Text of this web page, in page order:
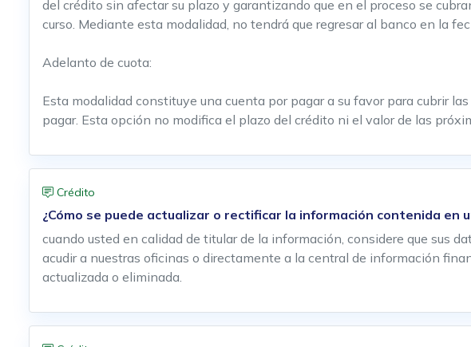
del crédito sin afectar su plazo y garantizando que en el proceso se
curso. Mediante esta modalidad, no tendrá que regresar al banco en la
Adelanto de cuota:
Esta modalidad constituye una cuenta por pagar a su favor para cubrir
pagar. Esta opción no modifica el plazo del crédito ni el valor de las
Crédito
¿Cómo se puede actualizar o rectificar la información contenida en
cuando usted en calidad de titular de la información, considere que sus
acudir a nuestras oficinas o directamente a la central de información
actualizada o eliminada.